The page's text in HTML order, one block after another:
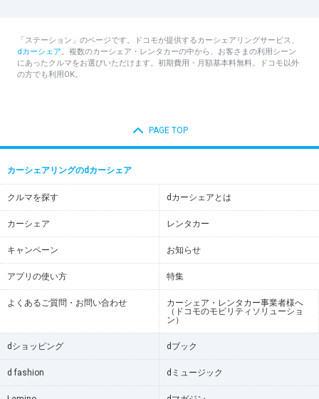
「ステーション」のページです。ドコモが提供するカーシェアリングサービス、
dカーシェア。複数のカーシェア・レンタカーの中から、お客さまの利用シーン
にあったクルマをお選びいただけます。初期費用・月額基本料無料。ドコモ以外
の方でも利用OK。
PAGE TOP
カーシェアリングのdカーシェア
クルマを探す dカーシェアとは
カーシェア レンタカー
キャンペーン お知らせ
アプリの使い方 特集
よくあるご質問・お問い合わせ
カーシェア・レンタカー事業者様へ
（ドコモのモビリティソリューショ
ン）
dショッピング dブック
d fashion dミュージック